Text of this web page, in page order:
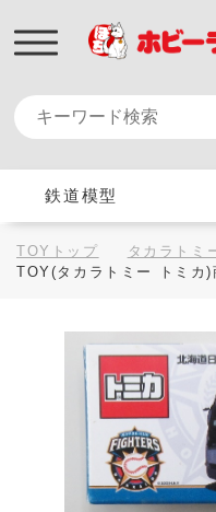
鉄道模型
TOYトップ
タカラトミ
TOY(タカラトミー トミカ)